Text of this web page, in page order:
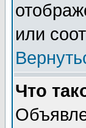
или
Что